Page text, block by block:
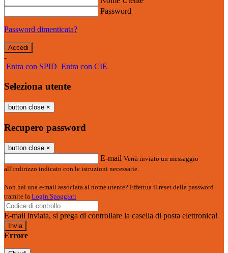
Password
Password dimenticata?
-
Entra con SPID Entra con CIE
Seleziona utente
button close ×
Recupero password
button close ×
E-mail Verrà inviato un messaggio
all'indirizzo indicato con le istruzioni necessarie.
Non hai una e-mail associata al nome utente? Effettua il reset della password
tramite la Login Spaggiari
E-mail inviata, si prega di controllare la casella di posta elettronica!
Errore